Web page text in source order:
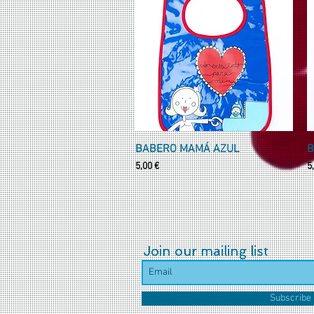
Vista rápida
BABERO MAMÁ AZUL
Precio
5,00 €
Join our mailing list
Subscribe